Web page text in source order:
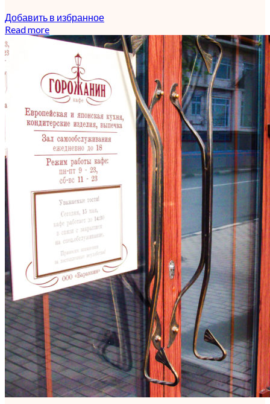
Добавить в избранное
Read more